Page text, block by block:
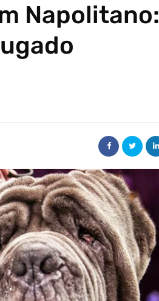
Napolitano: